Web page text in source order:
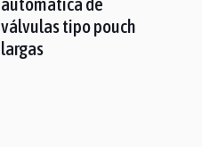
válvulas tipo pouch
largas